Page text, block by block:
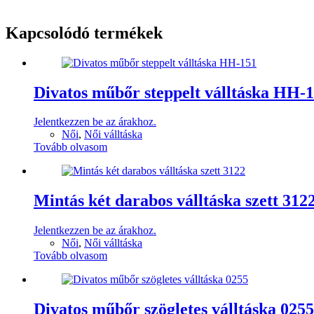
Kapcsolódó termékek
Divatos műbőr steppelt válltáska HH-
Jelentkezzen be az árakhoz.
Női, Női válltáska
Tovább olvasom
Mintás két darabos válltáska szett
Jelentkezzen be az árakhoz.
Női, Női válltáska
Tovább olvasom
Divatos műbőr szögletes válltáska 0255